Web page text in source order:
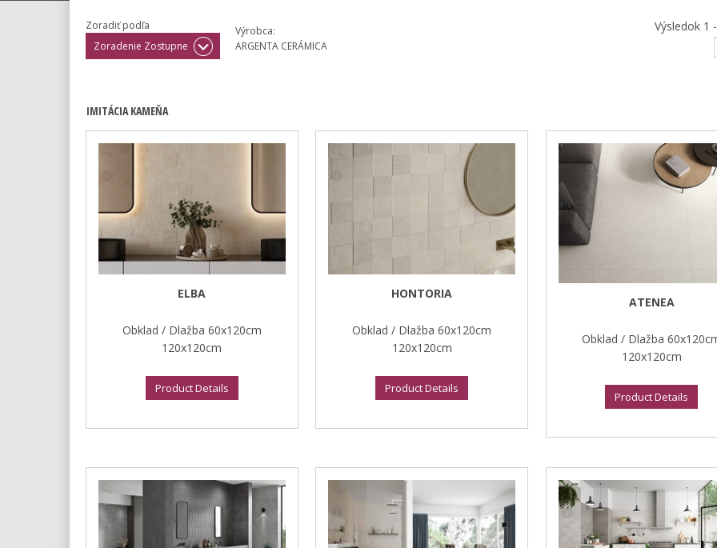
Zoradiť podľa
Zoradenie Zostupne
Výrobca:
ARGENTA CERÁMICA
Výsledok 1
IMITÁCIA KAMEŇA
ELBA
Obklad / Dlažba 60x120cm
120x120cm
Product Details
HONTORIA
Obklad / Dlažba 60x120cm
120x120cm
Product Details
ATENEA
Obklad / Dlažba
120x120cm
Product Details